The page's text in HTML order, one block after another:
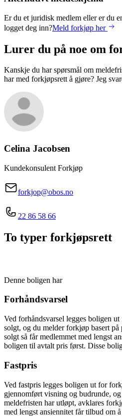
Er du et juridisk medlem eller er du
logget deg inn?Meld forkjøp her
Lurer du på noe om
Kanskje du har spørsmål om
har med forkjøpsrett å gjøre? Jeg
Celina Jacobsen
Kundekonsulent Forkjøp
forkjop@obos.no
22 86 58 66
To typer forkjøpsrett
Denne boligen har
Forhåndsvarsel
Ved forhåndsvarsel legges boligen
solgt, og du melder forkjøp basert
solgt så får medlemmet med lengst
boligen til avtalt pris først. Disse
Fastpris
Ved fastpris legges boligen ut for
gjennomført visning og budrunde,
meldefristen har utløpt, avklares
med lengst ansiennitet får tilbud om